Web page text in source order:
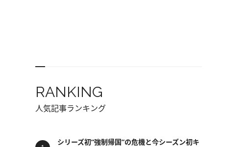
RANKING
人気記事ランキング
シリーズ初“強制帰国”の危機と今シーズン初キ